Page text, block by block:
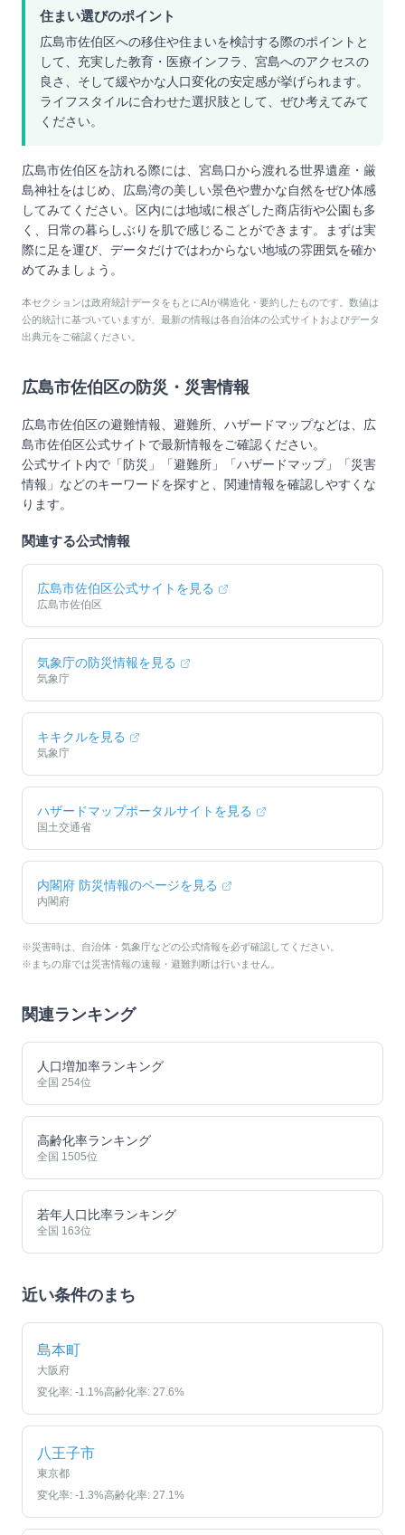
住まい選びのポイント
広島市佐伯区への移住や住まいを検討する際のポイントと
して、充実した教育・医療インフラ、宮島へのアクセスの
良さ、そして緩やかな人口変化の安定感が挙げられます。
ライフスタイルに合わせた選択肢として、ぜひ考えてみて
ください。
広島市佐伯区を訪れる際には、宮島口から渡れる世界遺産・厳
島神社をはじめ、広島湾の美しい景色や豊かな自然をぜひ体感
してみてください。区内には地域に根ざした商店街や公園も多
く、日常の暮らしぶりを肌で感じることができます。まずは実
際に足を運び、データだけではわからない地域の雰囲気を確か
めてみましょう。
本セクションは政府統計データをもとにAIが構造化・要約したものです。数値は
公的統計に基づいていますが、最新の情報は各自治体の公式サイトおよびデータ
出典元をご確認ください。
広島市佐伯区の防災・災害情報
広島市佐伯区の避難情報、避難所、ハザードマップなどは、 広
島市佐伯区公式サイトで最新情報をご確認ください。
公式サイト内で「防災」「避難所」「ハザードマップ」「災害
情報」などのキーワードを探すと、関連情報を確認しやすくな
ります。
関連する公式情報
広島市佐伯区公式サイトを見る
広島市佐伯区
気象庁の防災情報を見る
気象庁
キキクルを見る
気象庁
ハザードマップポータルサイトを見る
国土交通省
内閣府 防災情報のページを見る
内閣府
※災害時は、自治体・気象庁などの公式情報を必ず確認してください。
※まちの扉では災害情報の速報・避難判断は行いません。
関連ランキング
人口増加率ランキング
全国 254位
高齢化率ランキング
全国 1505位
若年人口比率ランキング
全国 163位
近い条件のまち
島本町
大阪府
変化率: -1.1%高齢化率: 27.6%
八王子市
東京都
変化率: -1.3%高齢化率: 27.1%